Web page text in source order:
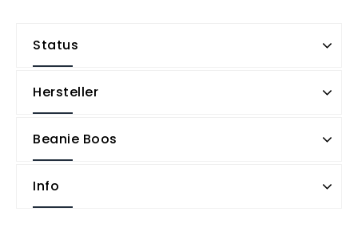
Status
Hersteller
Beanie Boos
Info